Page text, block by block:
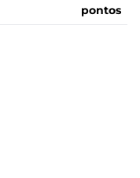
pontos